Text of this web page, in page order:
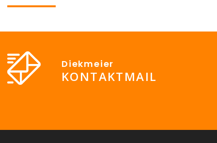
Diekmeier
KONTAKTMAIL